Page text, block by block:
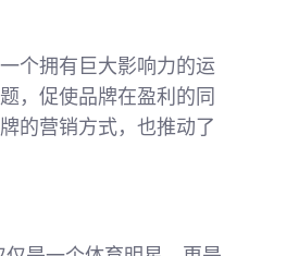
个拥有巨大影响力的运
，促使品牌在盈利的同
的营销方式，也推动了